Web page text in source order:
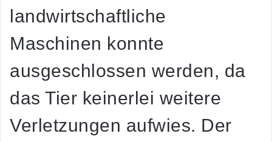
landwirtschaftliche
Maschinen konnte
ausgeschlossen werden, da
das Tier keinerlei weitere
Verletzungen aufwies. Der